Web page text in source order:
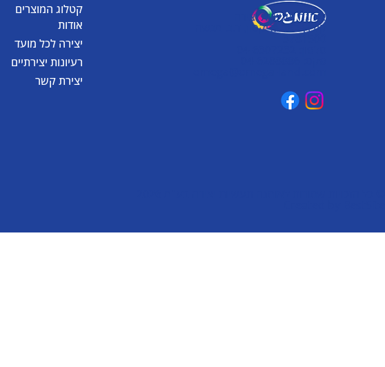
אומגה תעשיות יצירה
קיבוץ כפר גליקסון, ד.נ. מנשה
3781500
קטלוג המוצרים
אודות
יצירה לכל מועד
רעיונות יצירתיים
יצירת קשר